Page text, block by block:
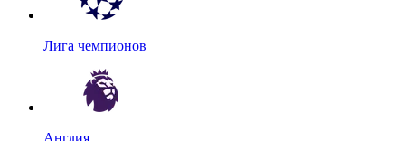
Лига чемпионов
Англия